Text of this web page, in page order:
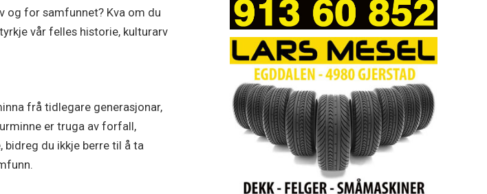
og for samfunnet? Kva om du
vår felles historie, kulturarv
frå tidlegare generasjonar,
er truga av forfall,
bidreg du ikkje berre til å ta